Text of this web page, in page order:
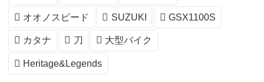
オオノスピード SUZUKI GSX1100S
カタナ 刀 大型バイク
Heritage&Legends